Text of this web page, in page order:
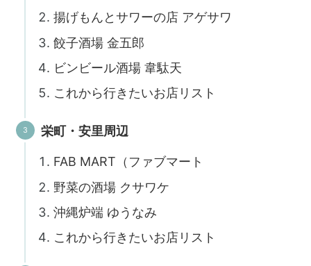
揚げもんとサワーの店 アゲサワ
餃子酒場 金五郎
ビンビール酒場 韋駄天
これから行きたいお店リスト
栄町・安里周辺
FAB MART（ファブマート
野菜の酒場 クサワケ
沖縄炉端 ゆうなみ
これから行きたいお店リスト